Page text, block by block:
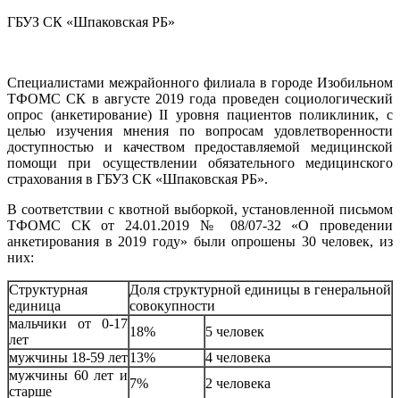
ГБУЗ СК «Шпаковская РБ»
Специалистами межрайонного филиала в городе Изобильном
ТФОМС СК в августе 2019 года проведен социологический
опрос (анкетирование) II уровня пациентов поликлиник, с
целью изучения мнения по вопросам удовлетворенности
доступностью и качеством предоставляемой медицинской
помощи при осуществлении обязательного медицинского
страхования в ГБУЗ СК «Шпаковская РБ».
В соответствии с квотной выборкой, установленной письмом
ТФОМС СК от 24.01.2019 № 08/07-32 «О проведении
анкетирования в 2019 году» были опрошены 30 человек, из
них:
Структурная
единица
Доля структурной единицы в генеральной
совокупности
мальчики от 0-17
лет
18%
5 человек
мужчины 18-59 лет13%
4 человека
мужчины 60 лет и
старше
7% 2 человека